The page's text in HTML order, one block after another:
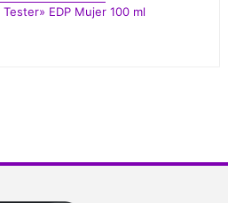
Tester» EDP Mujer 100 ml